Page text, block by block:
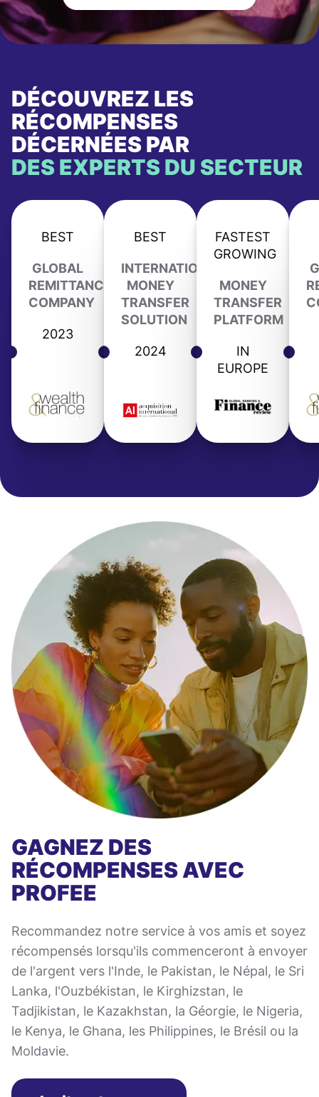
DÉCOUVREZ LES
RÉCOMPENSES
DÉCERNÉES PAR
DES EXPERTS DU SECTEUR
BEST
GLOBAL
REMITTANCE
COMPANY
2023
BEST
INTERNATIONAL
MONEY
TRANSFER
SOLUTION
2024
FASTEST
GROWING
MONEY
TRANSFER
PLATFORM
IN
EUROPE
GAGNEZ DES
RÉCOMPENSES AVEC
PROFEE
Recommandez notre service à vos amis et soyez
récompensés lorsqu'ils commenceront à envoyer
de l'argent vers l'Inde, le Pakistan, le Népal, le Sri
Lanka, l'Ouzbékistan, le Kirghizstan, le
Tadjikistan, le Kazakhstan, la Géorgie, le Nigeria,
le Kenya, le Ghana, les Philippines, le Brésil ou la
Moldavie.